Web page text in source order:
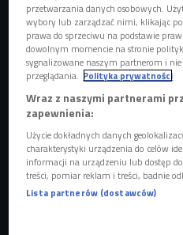
sprawą fanów, którzy za
serwisu Sellaband, wsparli
dolarów. Tym razem Julia,
uznanie nie tylko polskich
dziennikarzy brytyjskiego
finansowe wsparcie
zaangażowały się bowiem
Pop i polski Mystic Records.
O nowym krążku artystka,
określała mianen "classical
przetwarzania danych osobowych.
wybory lub zarządzać nimi, klikając
prawa do sprzeciwu na podstawie
dowolnym momencie na stronie
sygnalizowane naszym partnerom i
przeglądania.
Polityka prywatności
Wraz z naszymi partnerami
zapewnienia:
Użycie dokładnych danych
charakterystyki urządzenia do celów
informacji na urządzeniu lub dostęp
treści, pomiar reklam i treści, badnie
Lista partnerów (dostawców)